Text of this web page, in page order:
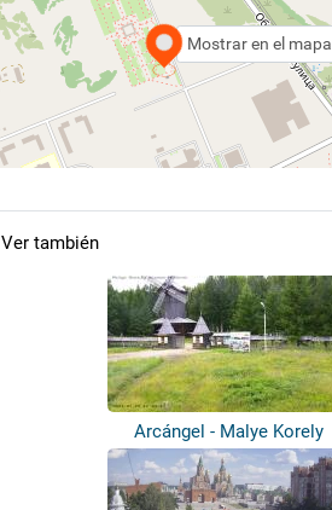
Mostrar en el mapa
Ver también
Arcángel - Malye Korely